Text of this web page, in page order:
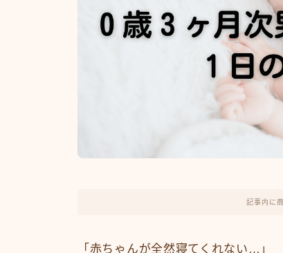
記事内に
「赤ちゃんが全然寝てくれない…」